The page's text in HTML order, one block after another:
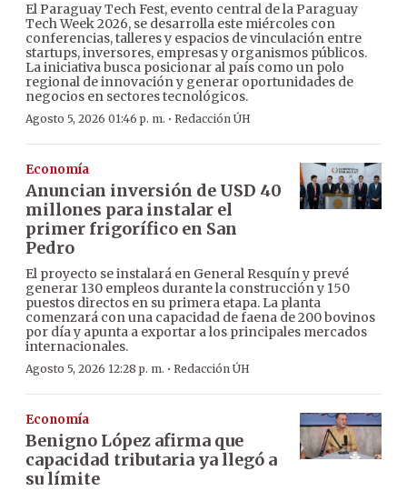
El Paraguay Tech Fest, evento central de la Paraguay
Tech Week 2026, se desarrolla este miércoles con
conferencias, talleres y espacios de vinculación entre
startups, inversores, empresas y organismos públicos.
La iniciativa busca posicionar al país como un polo
regional de innovación y generar oportunidades de
negocios en sectores tecnológicos.
Agosto 5, 2026 01:46 p. m. · Redacción ÚH
Economía
Anuncian inversión de USD 40
millones para instalar el
primer frigorífico en San
Pedro
El proyecto se instalará en General Resquín y prevé
generar 130 empleos durante la construcción y 150
puestos directos en su primera etapa. La planta
comenzará con una capacidad de faena de 200 bovinos
por día y apunta a exportar a los principales mercados
internacionales.
Agosto 5, 2026 12:28 p. m. · Redacción ÚH
Economía
Benigno López afirma que
capacidad tributaria ya llegó a
su límite